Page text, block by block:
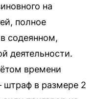
на
полное
содеянном,
деятельности.
времени
в размере 2